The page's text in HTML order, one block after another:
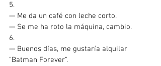
5.
— Me da un café con leche corto.
— Se me ha roto la máquina, cambio.
6.
— Buenos días, me gustaría alquilar
"Batman Forever".